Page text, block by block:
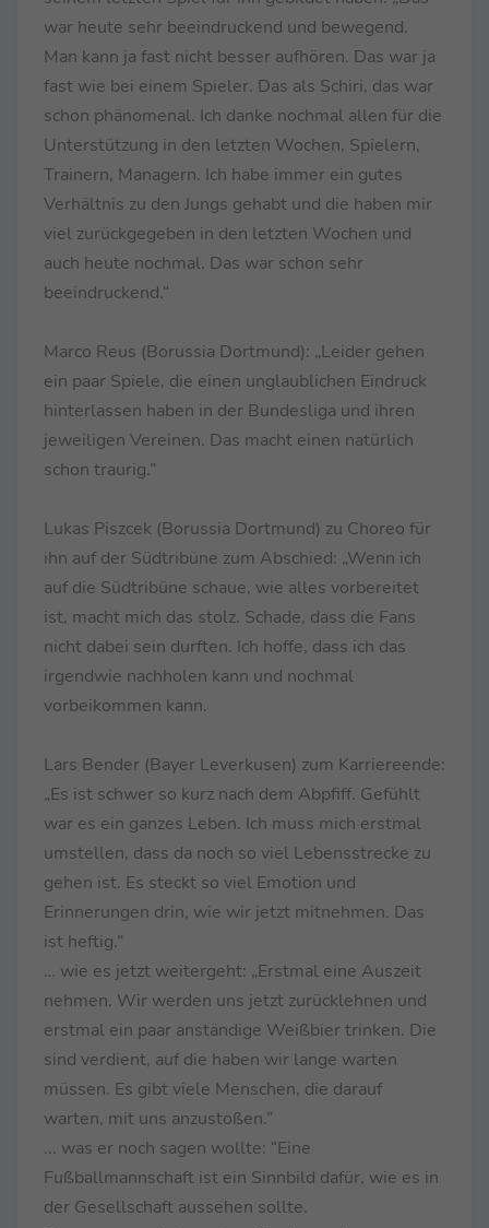
war heute sehr beeindruckend und bewegend.
Man kann ja fast nicht besser aufhören. Das war ja
fast wie bei einem Spieler. Das als Schiri, das war
schon phänomenal. Ich danke nochmal allen für die
Unterstützung in den letzten Wochen, Spielern,
Trainern, Managern. Ich habe immer ein gutes
Verhältnis zu den Jungs gehabt und die haben mir
viel zurückgegeben in den letzten Wochen und
auch heute nochmal. Das war schon sehr
beeindruckend.“
Marco Reus (Borussia Dortmund): „Leider gehen
ein paar Spiele, die einen unglaublichen Eindruck
hinterlassen haben in der Bundesliga und ihren
jeweiligen Vereinen. Das macht einen natürlich
schon traurig.”
Lukas Piszcek (Borussia Dortmund) zu Choreo für
ihn auf der Südtribüne zum Abschied: „Wenn ich
auf die Südtribüne schaue, wie alles vorbereitet
ist, macht mich das stolz. Schade, dass die Fans
nicht dabei sein durften. Ich hoffe, dass ich das
irgendwie nachholen kann und nochmal
vorbeikommen kann.
Lars Bender (Bayer Leverkusen) zum Karriereende:
„Es ist schwer so kurz nach dem Abpfiff. Gefühlt
war es ein ganzes Leben. Ich muss mich erstmal
umstellen, dass da noch so viel Lebensstrecke zu
gehen ist. Es steckt so viel Emotion und
Erinnerungen drin, wie wir jetzt mitnehmen. Das
ist heftig.”
… wie es jetzt weitergeht: „Erstmal eine Auszeit
nehmen. Wir werden uns jetzt zurücklehnen und
erstmal ein paar anständige Weißbier trinken. Die
sind verdient, auf die haben wir lange warten
müssen. Es gibt viele Menschen, die darauf
warten, mit uns anzustoßen.”
... was er noch sagen wollte: “Eine
Fußballmannschaft ist ein Sinnbild dafür, wie es in
der Gesellschaft aussehen sollte.